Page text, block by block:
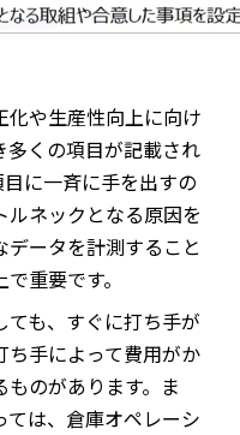
化や生産性向上に向け
多くの項目が記載され
に一斉に手を出すの
ネックとなる原因を
ータを計測すること
重要です。
も、すぐに打ち手が
手によって費用がか
のがあります。ま
は、倉庫オペレーシ